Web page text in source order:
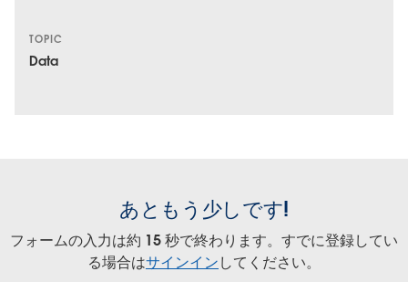
TOPIC
Data
あともう少しです!
フォームの入力は約 15 秒で終わります。すでに登録してい
る場合はサインインしてください。